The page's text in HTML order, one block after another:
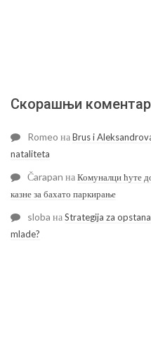
Скорашњи
Romeo наBrus i
nataliteta
Čarapan наКомуналци ћуте
казне за бахато паркирање
sloba наStrategija za
mlade?